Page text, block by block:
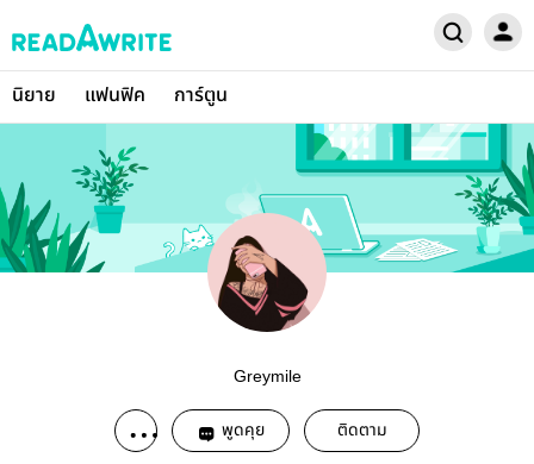
นิยาย แฟนฟิค การ์ตูน
Greymile
พูดคุย ติดตาม